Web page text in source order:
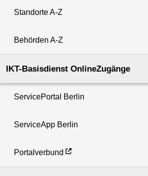
Standorte A-Z
Behörden A-Z
IKT-Basisdienst OnlineZugänge
ServicePortal Berlin
ServiceApp Berlin
Portalverbund